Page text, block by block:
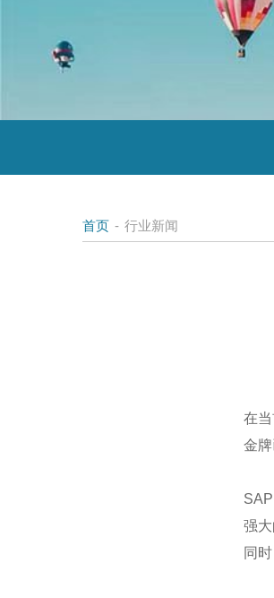
首页 - 行业新闻
在
金
强
同